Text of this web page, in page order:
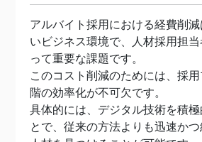
アルバイト採用における経費削
いビジネス環境で、人材採用担
って重要な課題です。
このコスト削減のためには、採
階の効率化が不可欠です。
具体的には、デジタル技術を積極
とで、従来の方法よりも迅速か